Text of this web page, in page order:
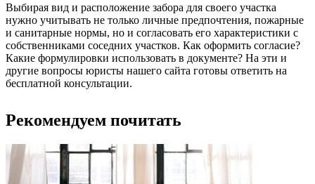
Выбирая вид и расположение забора для своего участка
нужно учитывать не только личные предпочтения, пожарные
и санитарные нормы, но и согласовать его характеристики с
собственниками соседних участков. Как оформить согласие?
Какие формулировки использовать в документе? На эти и
другие вопросы юристы нашего сайта готовы ответить на
бесплатной консультации.
Рекомендуем почитать